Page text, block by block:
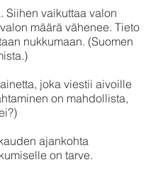
Siihen vaikuttaa valon
määrä vähenee. Tieto
nukkumaan. (Suomen
joka viestii aivoille
on mahdollista,
ajankohta
on tarve.